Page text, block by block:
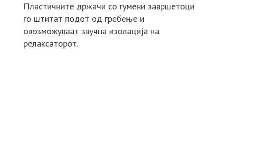
Пластичните држачи со гумени завршетоци
го штитат подот од гребење и
овозможуваат звучна изолација на
релаксаторот.